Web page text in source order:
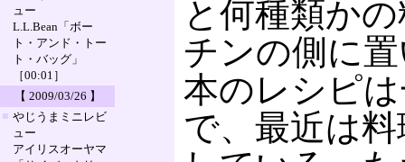
ュー
L.L.Bean「ボー
ト・アンド・トー
ト・バッグ」
［00:01］
【 2009/03/26 】
■ やじうまミニレビ
ュー
アイリスオーヤマ
と何種類か
チンの側に
本のレシピ
で、最近は